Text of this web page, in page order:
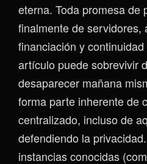
eterna. Toda promesa de
finalmente de servidores,
financiación y
artículo puede sobrevivir
desaparecer mañana
forma parte inherente de
centralizado, incluso de
defendiendo la
instancias conocidas